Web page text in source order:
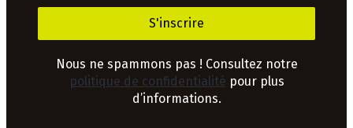
Nous ne spammons pas ! Consultez notre
politique de confidentialité pour plus
d’informations.